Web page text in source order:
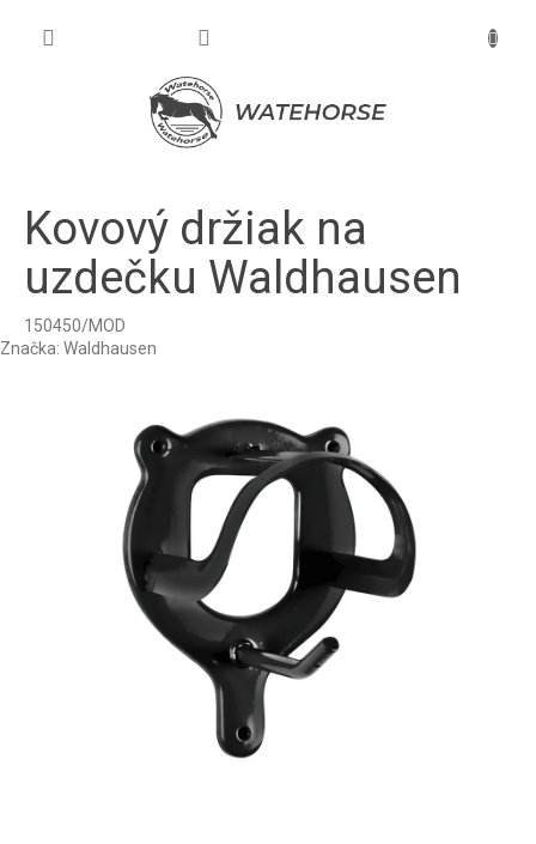
Kovový držiak na
uzdečku Waldhausen
150450/MOD
Značka: Waldhausen